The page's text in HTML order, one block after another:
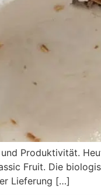
Produktivität.
Fruit. Die
Lieferung […]